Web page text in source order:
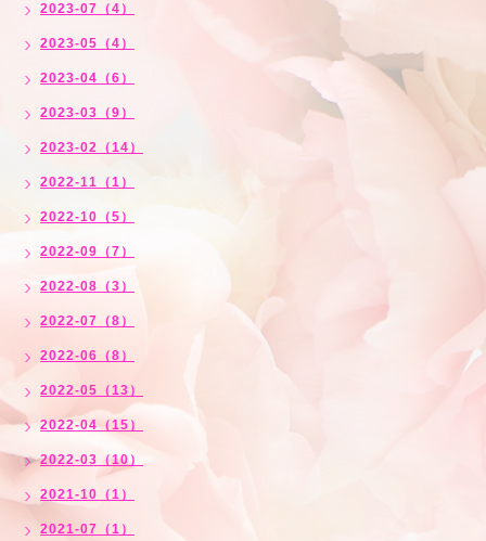
2023-07（4）
2023-05（4）
2023-04（6）
2023-03（9）
2023-02（14）
2022-11（1）
2022-10（5）
2022-09（7）
2022-08（3）
2022-07（8）
2022-06（8）
2022-05（13）
2022-04（15）
2022-03（10）
2021-10（1）
2021-07（1）